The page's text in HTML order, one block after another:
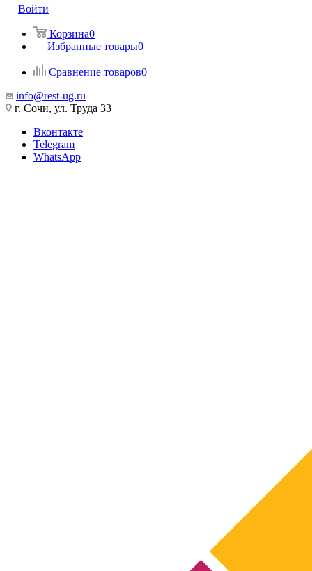
Войти
Корзина0
Избранные товары0
Сравнение товаров0
info@rest-ug.ru
г. Сочи, ул. Труда 33
Вконтакте
Telegram
WhatsApp